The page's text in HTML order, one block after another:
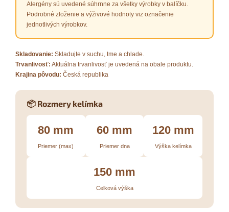
Alergény sú uvedené súhrnne za všetky výrobky v balíčku.
Podrobné zloženie a výživové hodnoty viz označenie
jednotlivých výrobkov.
Skladovanie: Skladujte v suchu, tme a chlade.
Trvanlivosť: Aktuálna trvanlivosť je uvedená na obale produktu.
Krajina pôvodu: Česká republika
📦 Rozmery kelímka
80 mm
Priemer (max)
60 mm
Priemer dna
120 mm
Výška kelímka
150 mm
Celková výška